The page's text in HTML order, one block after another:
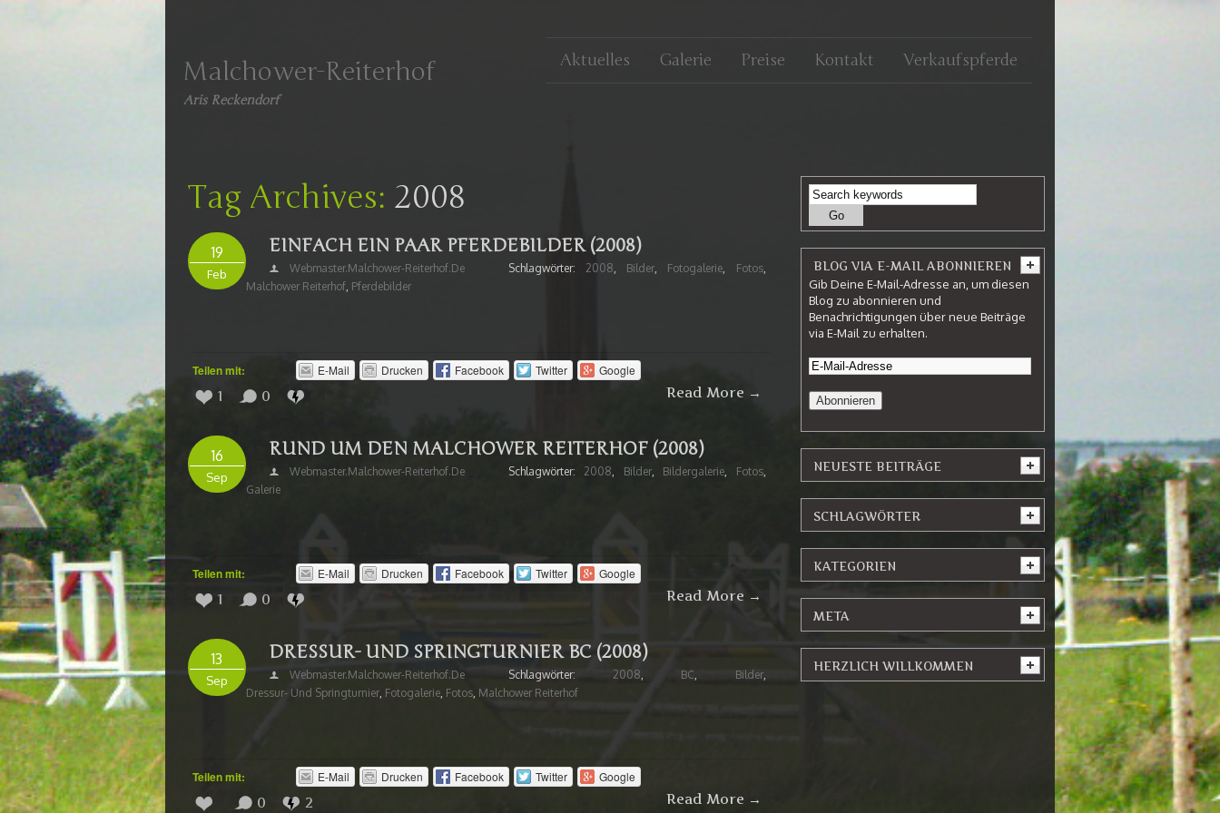
Malchower-Reiterhof
Aris Reckendorf
Aktuelles Galerie Preise Kontakt Verkaufspferde
Tag Archives: 2008
19
Feb
EINFACH EIN PAAR PFERDEBILDER (2008)
Webmaster.malchower-Reiterhof.de Schlagwörter: 2008, Bilder, Fotogalerie, Fotos,
Malchower Reiterhof, Pferdebilder
Teilen mit: E-Mail Drucken Facebook Twitter Google
1 0 Read More →
16
Sep
RUND UM DEN MALCHOWER REITERHOF (2008)
Webmaster.malchower-Reiterhof.de Schlagwörter: 2008, Bilder, Bildergalerie, Fotos,
Galerie
Teilen mit: E-Mail Drucken Facebook Twitter Google
1 0 Read More →
13
Sep
DRESSUR- UND SPRINGTURNIER BC (2008)
Webmaster.malchower-Reiterhof.de Schlagwörter: 2008, BC, Bilder,
Dressur- Und Springturnier, Fotogalerie, Fotos, Malchower Reiterhof
Teilen mit: E-Mail Drucken Facebook Twitter Google
0 2 Read More →
BLOG VIA E-MAIL ABONNIEREN
Gib Deine E-Mail-Adresse an, um diesen
Blog zu abonnieren und
Benachrichtigungen über neue Beiträge
via E-Mail zu erhalten.
NEUESTE BEITRÄGE
SCHLAGWÖRTER
KATEGORIEN
META
HERZLICH WILLKOMMEN